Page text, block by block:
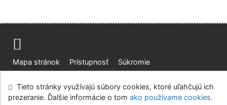
Mapa stránok Prístupnosť
Súkromie
Slovenská lesnícka a drevárska knižnica pri Technickej
Tieto stránky využívajú súbory cookies, ktoré uľahčujú ich
prezeranie. Ďalšie informácie o tom ako používame cookies.